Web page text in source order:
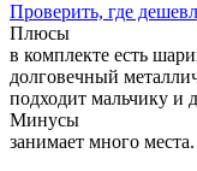
Проверить, где
Плюсы
в комплекте есть
долговечный
подходит мальчику и
Минусы
занимает много места.